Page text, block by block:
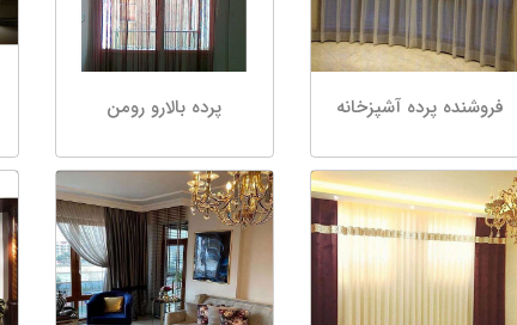
فروشنده پرده آشپزخانه پرده بالارو رومن